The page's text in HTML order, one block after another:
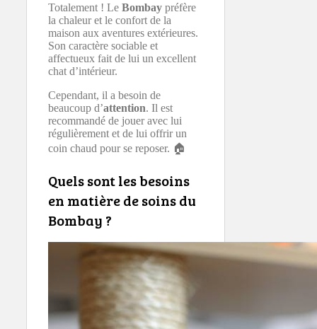
Totalement ! Le Bombay préfère
la chaleur et le confort de la
maison aux aventures extérieures.
Son caractère sociable et
affectueux fait de lui un excellent
chat d’intérieur.
Cependant, il a besoin de
beaucoup d’attention. Il est
recommandé de jouer avec lui
régulièrement et de lui offrir un
coin chaud pour se reposer. 🏠
Quels sont les besoins
en matière de soins du
Bombay ?